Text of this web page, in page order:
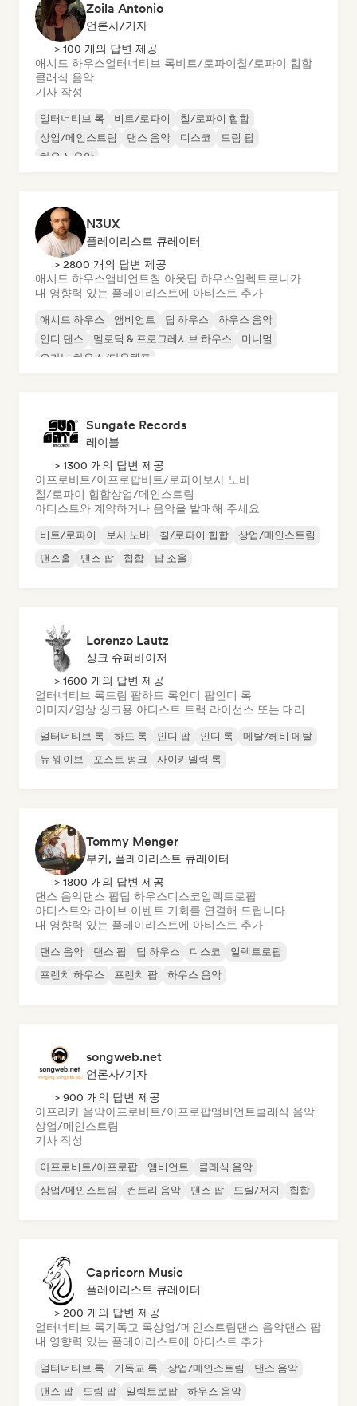
Zoila Antonio
언론사/기자
> 100 개의 답변 제공
애시드 하우스얼터너티브 록비트/로파이칠/로파이 힙합
클래식 음악
기사 작성
얼터너티브 록 비트/로파이
칠/로파이 힙합
상업/메인스트림
댄스 음악 디스코
드림 팝
하우스 음악
N3UX
플레이리스트 큐레이터
> 2800 개의 답변 제공
애시드 하우스앰비언트칠 아웃딥 하우스일렉트로니카
내 영향력 있는 플레이리스트에 아티스트 추가
애시드 하우스 앰비언트 딥 하우스
하우스 음악
인디 댄스
멜로딕 & 프로그레시브 하우스
미니멀
오가닉 하우스/다운템포
Sungate Records
레이블
> 1300 개의 답변 제공
아프로비트/아프로팝비트/로파이 보사 노바
칠/로파이 힙합상업/메인스트림
아티스트와 계약하거나 음악을 발매해 주세요
비트/로파이 보사 노바 칠/로파이 힙합
상업/메인스트림
댄스홀
댄스 팝 힙합 팝 소울
Lorenzo Lautz
싱크 슈퍼바이저
> 1600 개의 답변 제공
얼터너티브 록드림 팝하드 록인디 팝인디 록
이미지/영상 싱크용 아티스트 트랙 라이선스 또는 대리
얼터너티브 록 하드 록 인디 팝 인디 록
메탈/헤비 메탈
뉴 웨이브
포스트 펑크 사이키델릭 록
Tommy Menger
부커, 플레이리스트 큐레이터
> 1800 개의 답변 제공
댄스 음악댄스 팝딥 하우스디스코일렉트로팝
아티스트와 라이브 이벤트 기회를 연결해 드립니다
내 영향력 있는 플레이리스트에 아티스트 추가
댄스 음악 댄스 팝 딥 하우스 디스코
일렉트로팝
프렌치 하우스
프렌치 팝 하우스 음악
songweb.net
언론사/기자
> 900 개의 답변 제공
아프리카 음악아프로비트/아프로팝앰비언트클래식 음악
상업/메인스트림
기사 작성
아프로비트/아프로팝 앰비언트
클래식 음악
상업/메인스트림
컨트리 음악 댄스 팝 드릴/저지 힙합
Capricorn Music
플레이리스트 큐레이터
> 200 개의 답변 제공
얼터너티브 록기독교 록상업/메인스트림댄스 음악댄스 팝
내 영향력 있는 플레이리스트에 아티스트 추가
얼터너티브 록 기독교 록 상업/메인스트림
댄스 음악
댄스 팝
드림 팝 일렉트로팝 하우스 음악